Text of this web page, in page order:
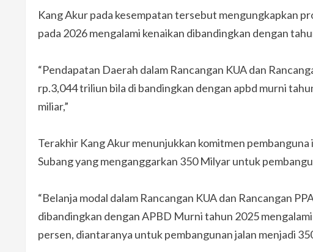
Kang Akur pada kesempatan tersebut mengungkapkan
pada 2026 mengalami kenaikan dibandingkan dengan
“Pendapatan Daerah dalam Rancangan KUA dan
rp.3,044 triliun bila di bandingkan dengan apbd murni
miliar,”
Terakhir Kang Akur menunjukkan komitmen
Subang yang menganggarkan 350 Milyar untuk
“Belanja modal dalam Rancangan KUA dan Rancangan
dibandingkan dengan APBD Murni tahun 2025
persen, diantaranya untuk pembangunan jalan menjadi